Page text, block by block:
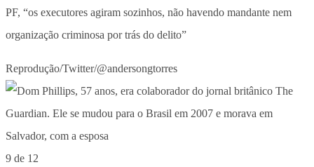
PF, “os executores agiram sozinhos, não havendo mandante nem
organização criminosa por trás do delito”
Reprodução/Twitter/@andersongtorres
9 de 12